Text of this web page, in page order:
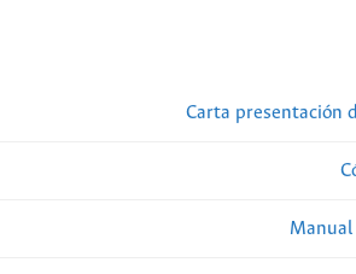
Carta presentación